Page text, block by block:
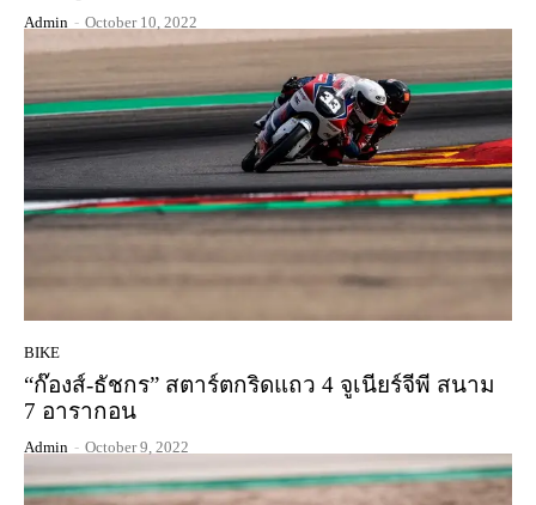
Admin - October 10, 2022
BIKE
“ก๊องส์-ธัชกร” สตาร์ตกริดแถว 4 จูเนียร์จีพี สนาม
7 อารากอน
Admin - October 9, 2022